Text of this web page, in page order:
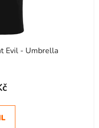
Evil - Umbrella